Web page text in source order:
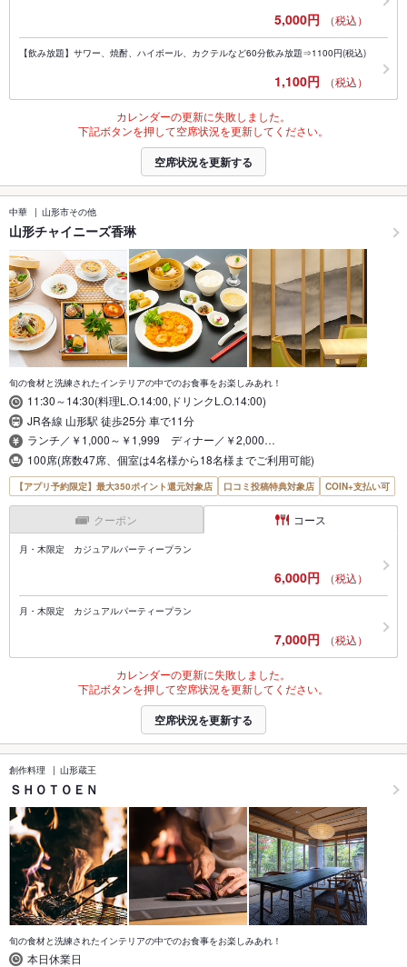
5,000円 （税込）
【飲み放題】サワー、焼酎、ハイボール、カクテルなど60分飲み放題⇒1100円(税込)
1,100円 （税込）
カレンダーの更新に失敗しました。
下記ボタンを押して空席状況を更新してください。
空席状況を更新する
中華 山形市その他
山形チャイニーズ香琳
旬の食材と洗練されたインテリアの中でのお食事をお楽しみあれ！
11:30～14:30(料理L.O.14:00,ドリンクL.O.14:00)
JR各線 山形駅 徒歩25分 車で11分
ランチ／￥1,000～￥1,999 ディナー／￥2,000…
100席(席数47席、個室は4名様から18名様までご利用可能)
【アプリ予約限定】最大350ポイント還元対象店 口コミ投稿特典対象店 COIN+支払い可
クーポン コース
月・木限定 カジュアルパーティープラン
6,000円 （税込）
月・木限定 カジュアルパーティープラン
7,000円 （税込）
カレンダーの更新に失敗しました。
下記ボタンを押して空席状況を更新してください。
空席状況を更新する
創作料理 山形蔵王
ＳＨＯＴＯＥＮ
旬の食材と洗練されたインテリアの中でのお食事をお楽しみあれ！
本日休業日